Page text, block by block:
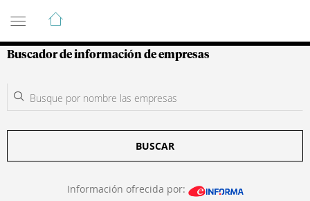
Guía de Empresas Colombianas
Buscador de información de empresas
BUSCAR
Información ofrecida por: